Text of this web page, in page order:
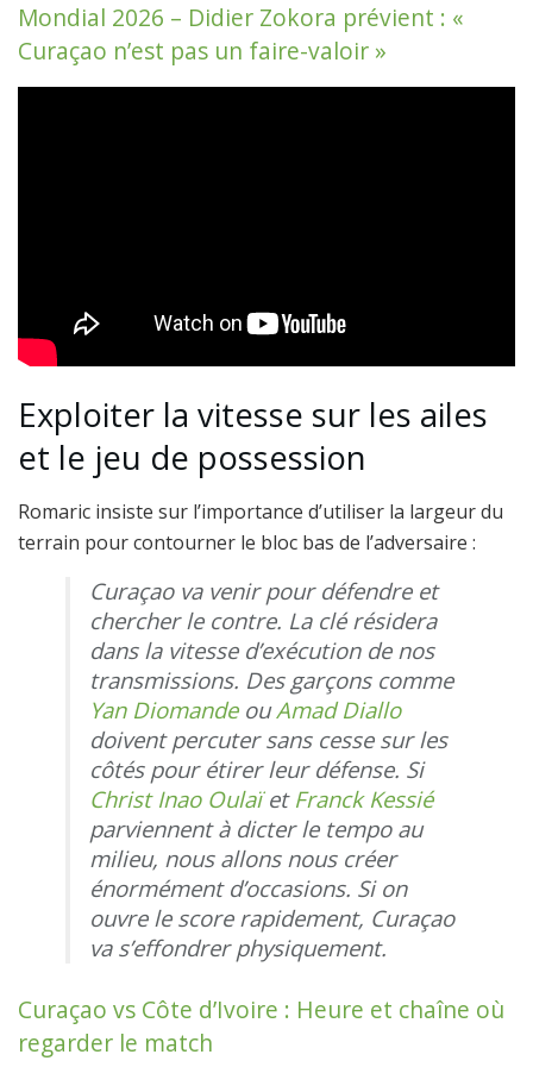
Mondial 2026 – Didier Zokora prévient : «
Curaçao n’est pas un faire-valoir »
Exploiter la vitesse sur les ailes
et le jeu de possession
Romaric insiste sur l’importance d’utiliser la largeur du
terrain pour contourner le bloc bas de l’adversaire :
Curaçao va venir pour défendre et
chercher le contre. La clé résidera
dans la vitesse d’exécution de nos
transmissions. Des garçons comme
Yan DiomandeouAmad Diallo
doivent percuter sans cesse sur les
côtés pour étirer leur défense. Si
Christ Inao Oulaïet Franck Kessié
parviennent à dicter le tempo au
milieu, nous allons nous créer
énormément d’occasions. Si on
ouvre le score rapidement, Curaçao
va s’effondrer physiquement.
Curaçao vs Côte d’Ivoire : Heure et chaîne où
regarder le match